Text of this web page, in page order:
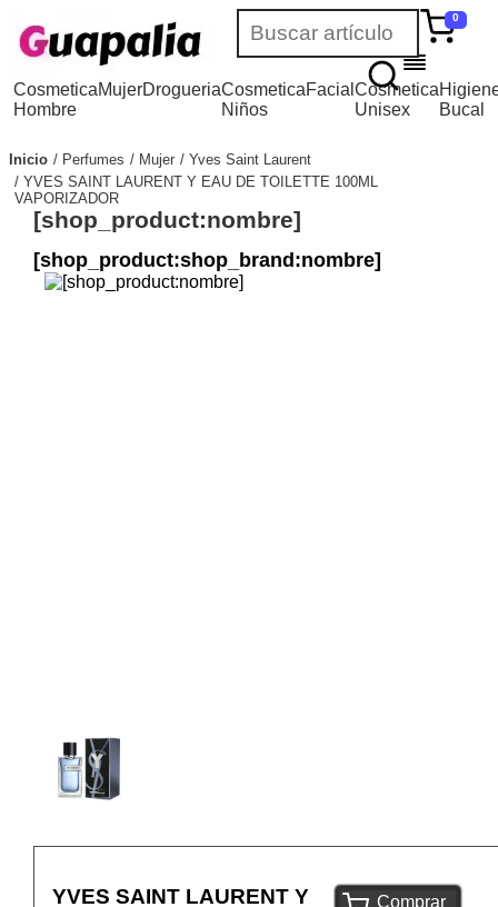
0
Cosmetica
Hombre
MujerDrogueriaCosmetica
Niños
FacialCosmetica
Unisex
Bucal
Inicio Perfumes Mujer
Yves Saint Laurent
YVES SAINT LAURENT Y EAU DE TOILETTE 100ML
VAPORIZADOR
[shop_product:nombre]
[shop_product:shop_brand:nombre]
YVES SAINT LAURENT Y
Comprar